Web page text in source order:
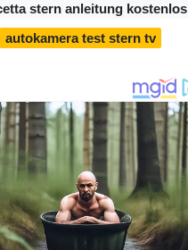
stern anleitung kostenlos
autokamera test stern tv